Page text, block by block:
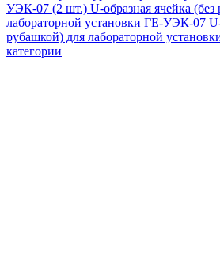
УЭК-07 (2 шт.) U-образная ячейка
лабораторной установки ГЕ-УЭК-07
рубашкой) для лабораторной
категории